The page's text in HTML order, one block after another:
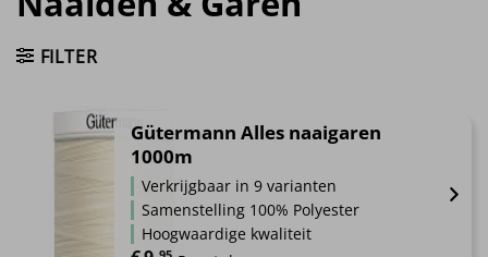
FILTER
Gütermann Alles naaigaren
1000m
Verkrijgbaar in 9 varianten
Samenstelling 100% Polyester
Hoogwaardige kwaliteit